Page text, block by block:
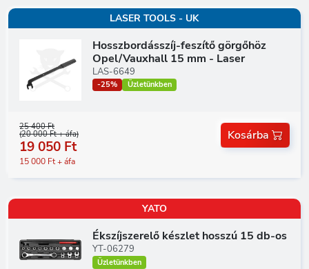
LASER TOOLS - UK
Hosszbordásszíj-feszítő görgőhöz
Opel/Vauxhall 15 mm - Laser
LAS-6649
-25% Üzletünkben
25 400 Ft
(20 000 Ft + áfa)
19 050 Ft
15 000 Ft + áfa
Kosárba
YATO
Ékszíjszerelő készlet hosszú 15 db-os
YT-06279
Üzletünkben